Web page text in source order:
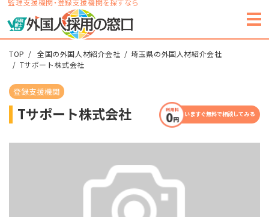
監理支援機関・登録支援機関を探すなら
TOP 全国の外国人材紹介会社
埼玉県の外国人材紹介会社
Tサポート株式会社
登録支援機関
Tサポート株式会社 いますぐ無料で相談してみる